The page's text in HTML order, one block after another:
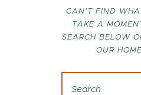
CAN'T FIND
TAKE A
SEARCH BELOW
OUR